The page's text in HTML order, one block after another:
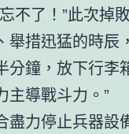
不了！”此次掉
舉措迅猛的時
分鐘，放下行李
主導戰斗力。”
盡力停止兵器